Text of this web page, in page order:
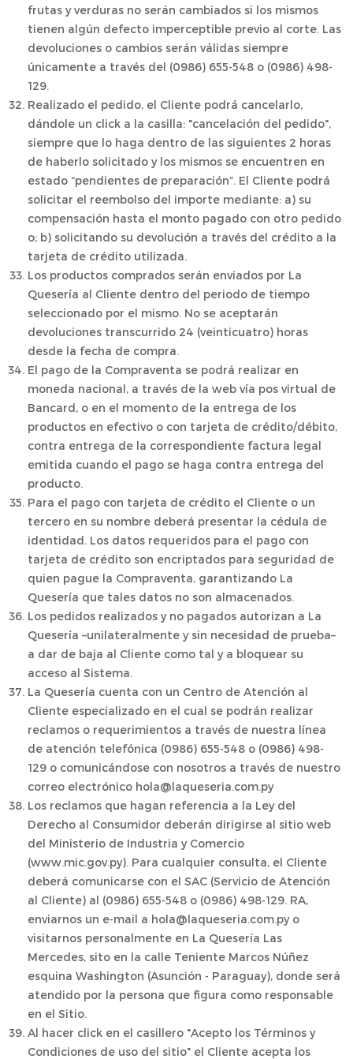
frutas y verduras no serán cambiados si los mismos
tienen algún defecto imperceptible previo al corte. Las
devoluciones o cambios serán válidas siempre
únicamente a través del (0986) 655-548 o (0986) 498-
129.
Realizado el pedido, el Cliente podrá cancelarlo,
dándole un click a la casilla: "cancelación del pedido",
siempre que lo haga dentro de las siguientes 2 horas
de haberlo solicitado y los mismos se encuentren en
estado “pendientes de preparación”. El Cliente podrá
solicitar el reembolso del importe mediante: a) su
compensación hasta el monto pagado con otro pedido
o; b) solicitando su devolución a través del crédito a la
tarjeta de crédito utilizada.
Los productos comprados serán enviados por La
Quesería al Cliente dentro del periodo de tiempo
seleccionado por el mismo. No se aceptarán
devoluciones transcurrido 24 (veinticuatro) horas
desde la fecha de compra.
El pago de la Compraventa se podrá realizar en
moneda nacional, a través de la web vía pos virtual de
Bancard, o en el momento de la entrega de los
productos en efectivo o con tarjeta de crédito/débito,
contra entrega de la correspondiente factura legal
emitida cuando el pago se haga contra entrega del
producto.
Para el pago con tarjeta de crédito el Cliente o un
tercero en su nombre deberá presentar la cédula de
identidad. Los datos requeridos para el pago con
tarjeta de crédito son encriptados para seguridad de
quien pague la Compraventa, garantizando La
Quesería que tales datos no son almacenados.
Los pedidos realizados y no pagados autorizan a La
Quesería –unilateralmente y sin necesidad de prueba–
a dar de baja al Cliente como tal y a bloquear su
acceso al Sistema.
La Quesería cuenta con un Centro de Atención al
Cliente especializado en el cual se podrán realizar
reclamos o requerimientos a través de nuestra línea
de atención telefónica (0986) 655-548 o (0986) 498-
129 o comunicándose con nosotros a través de nuestro
correo electrónico hola@laqueseria.com.py
Los reclamos que hagan referencia a la Ley del
Derecho al Consumidor deberán dirigirse al sitio web
del Ministerio de Industria y Comercio
(www.mic.gov.py). Para cualquier consulta, el Cliente
deberá comunicarse con el SAC (Servicio de Atención
al Cliente) al (0986) 655-548 o (0986) 498-129. RA,
enviarnos un e-mail a hola@laqueseria.com.py o
visitarnos personalmente en La Quesería Las
Mercedes, sito en la calle Teniente Marcos Núñez
esquina Washington (Asunción - Paraguay), donde será
atendido por la persona que figura como responsable
en el Sitio.
Al hacer click en el casillero "Acepto los Términos y
Condiciones de uso del sitio" el Cliente acepta los